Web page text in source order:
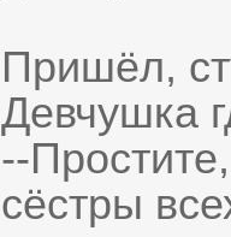
Пришёл,
Девчушка
--
сёстры